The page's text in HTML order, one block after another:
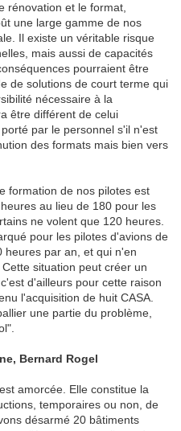
rénovation et le format,
une large gamme de nos
Il existe un véritable risque
mais aussi de capacités
pourraient être
de solutions de court terme qui
nécessaire à la
être différent de celui
par le personnel s'il n'est
des formats mais bien vers
formation de nos pilotes est
au lieu de 180 pour les
ne volent que 120 heures.
pour les pilotes d'avions de
heures par an, et qui n'en
situation peut créer un
d'ailleurs pour cette raison
l'acquisition de huit CASA.
une partie du problème,
Bernard Rogel
amorcée. Elle constitue la
temporaires ou non, de
désarmé 20 bâtiments